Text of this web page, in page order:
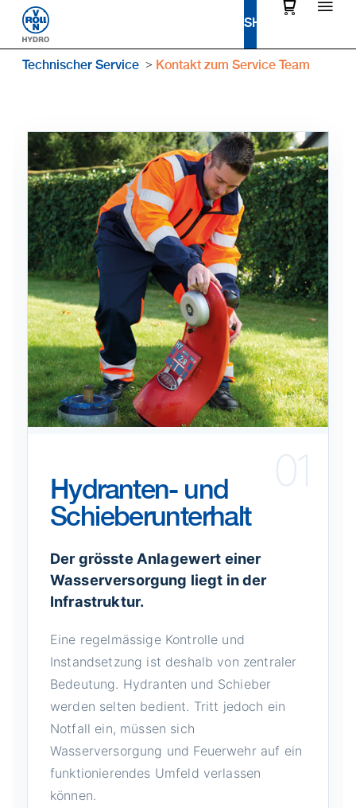
Technischer Service Kontakt zum Service Team
01
Hydranten- und
Schieberunterhalt
Der grösste Anlagewert einer
Wasserversorgung liegt in der
Infrastruktur.
Eine regelmässige Kontrolle und
Instandsetzung ist deshalb von zentraler
Bedeutung. Hydranten und Schieber
werden selten bedient. Tritt jedoch ein
Notfall ein, müssen sich
Wasserversorgung und Feuerwehr auf ein
funktionierendes Umfeld verlassen
können.